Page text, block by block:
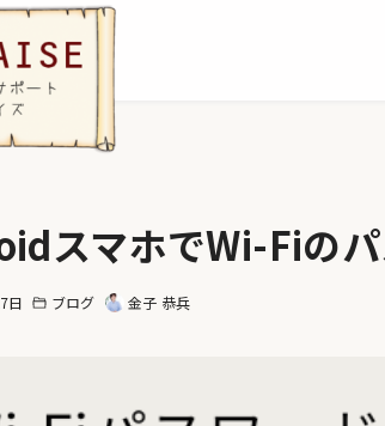
スマホでWi-Fiの
日 ブログ 金子 恭兵